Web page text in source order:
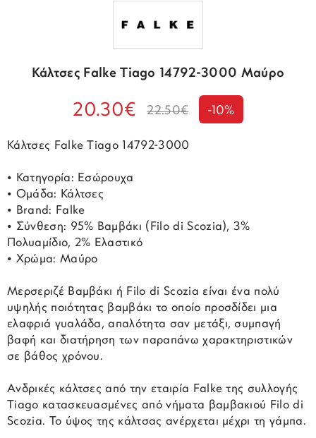
Κάλτσες Falke Tiago 14792-3000 Μαύρο
20.30€ 22.50€ -10%
Κάλτσες Falke Tiago 14792-3000
• Κατηγορία: Εσώρουχα
• Ομάδα: Κάλτσες
• Brand: Falke
• Σύνθεση: 95% Βαμβάκι (Filo di Scozia), 3%
Πολυαμίδιο, 2% Ελαστικό
• Χρώμα: Μαύρο
Μερσεριζέ Βαμβάκι ή Filo di Scozia είναι ένα πολύ
υψηλής ποιότητας βαμβάκι το οποίο προσδίδει μια
ελαφριά γυαλάδα, απαλότητα σαν μετάξι, συμπαγή
βαφή και διατήρηση των παραπάνω χαρακτηριστικών
σε βάθος χρόνου.
Ανδρικές κάλτσες από την εταιρία Falke της συλλογής
Tiago κατασκευασμένες από νήματα βαμβακιού Filo di
Scozia. Το ύψος της κάλτσας ανέρχεται μέχρι τη γάμπα.